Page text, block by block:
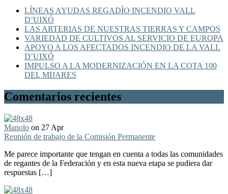
LÍNEAS AYUDAS REGADÍO INCENDIO VALL
D’UIXÓ
LAS ARTERIAS DE NUESTRAS TIERRAS Y CAMPOS
VARIEDAD DE CULTIVOS AL SERVICIO DE EUROPA
APOYO A LOS AFECTADOS INCENDIO DE LA VALL
D’UIXÓ
IMPULSO A LA MODERNIZACIÓN EN LA COTA 100
DEL MIJARES
Comentarios recientes
Manolo on 27 Apr
Reunión de trabajo de la Comisión Permanente
Me parece importante que tengan en cuenta a todas las comunidades
de regantes de la Federación y en esta nueva etapa se pudiera dar
respuestas […]